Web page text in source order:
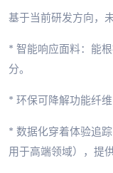
基于当前研发方向，
* 智能响应面料：能
分。
* 环保可降解功能纤
* 数据化穿着体验追
用于高端领域），提